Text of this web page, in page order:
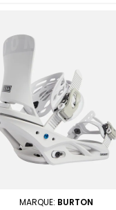
MARQUE: BURTON